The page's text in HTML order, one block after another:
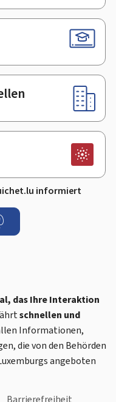
informiert
das Ihre Interaktion
schnellen und
Informationen,
die von den Behörden
angeboten
Barrierefreiheit